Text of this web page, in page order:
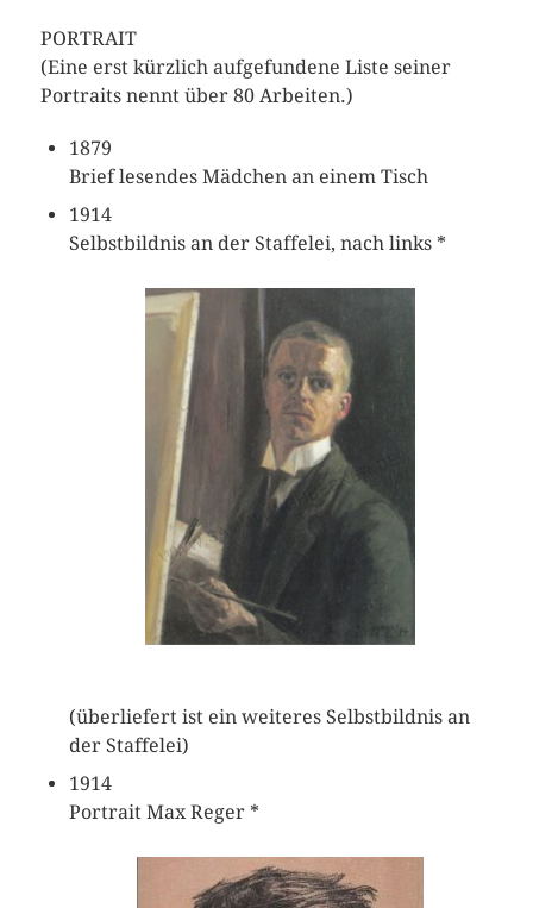
PORTRAIT
(Eine erst kürzlich aufgefundene Liste seiner
Portraits nennt über 80 Arbeiten.)
1879
Brief lesendes Mädchen an einem Tisch
1914
Selbstbildnis an der Staffelei, nach links *
(überliefert ist ein weiteres Selbstbildnis an
der Staffelei)
1914
Portrait Max Reger *